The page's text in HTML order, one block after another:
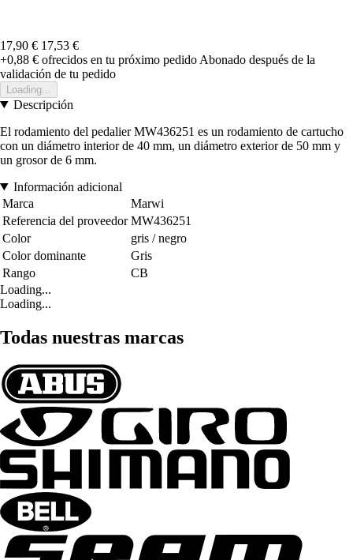
17,90 € 17,53 €
+0,88 € ofrecidos en tu próximo pedido Abonado después de la
validación de tu pedido
Loading...
Descripción
El rodamiento del pedalier MW436251 es un rodamiento de cartucho
con un diámetro interior de 40 mm, un diámetro exterior de 50 mm y
un grosor de 6 mm.
Información adicional
Marca
Marwi
Referencia del proveedor MW436251
Color
gris / negro
Color dominante
Gris
Rango
CB
Loading...
Loading...
Todas nuestras marcas